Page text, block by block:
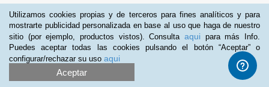
Utilizamos cookies propias y de terceros para fines analíticos y para
mostrarte publicidad personalizada en base al uso que haga de nuestro
sitio (por ejemplo, productos vistos). Consulta aqui para más Info.
Puedes aceptar todas las cookies pulsando el botón “Aceptar” o
configurar/rechazar su uso aqui
Aceptar
Promociona tu negocio |Programa de Afiliación
2012-2026 Aprendum
LLámanos: